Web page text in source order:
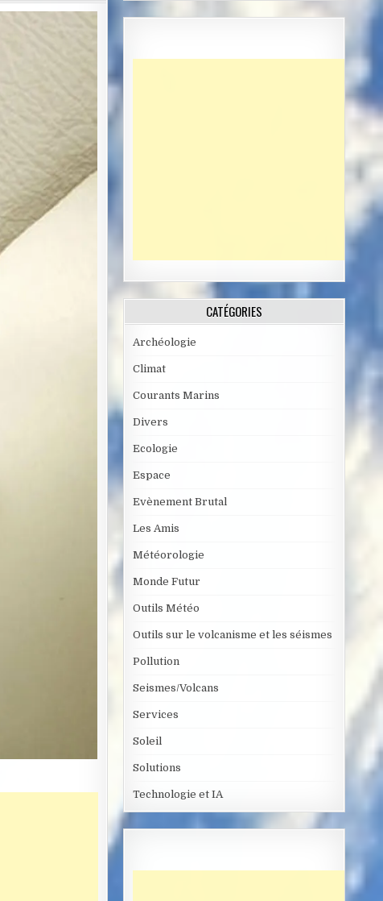
CATÉGORIES
Archéologie
Climat
Courants Marins
Divers
Ecologie
Espace
Evènement Brutal
Les Amis
Météorologie
Monde Futur
Outils Météo
Outils sur le volcanisme et les séismes
Pollution
Seismes/Volcans
Services
Soleil
Solutions
Technologie et IA